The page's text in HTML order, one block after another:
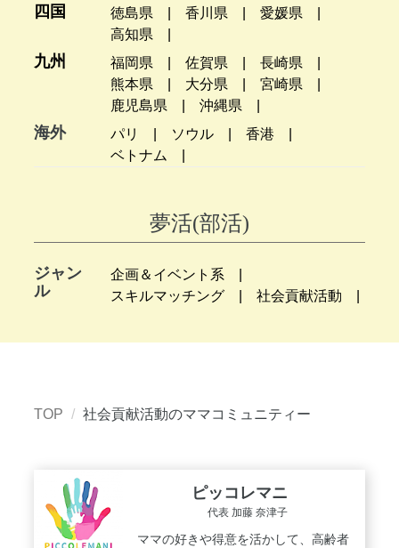
四国 徳島県 香川県
愛媛県
高知県
九州 福岡県 佐賀県
長崎県
熊本県
大分県
宮崎県
鹿児島県
沖縄県
海外 パリ ソウル
香港
ベトナム
夢活(部活)
ジャン
ル
企画＆イベント系
スキルマッチング
社会貢献活動
TOP 社会貢献活動のママコミュニティー
ピッコレマニ
代表 加藤 奈津子
ママの好きや得意を活かして、高齢者